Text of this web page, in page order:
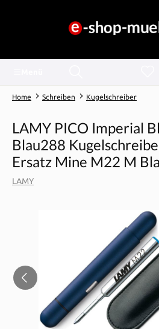
Home Schreiben Kugelschreiber
LAMY PICO Imperial
Blau288
Ersatz Mine M22 M
LAMY